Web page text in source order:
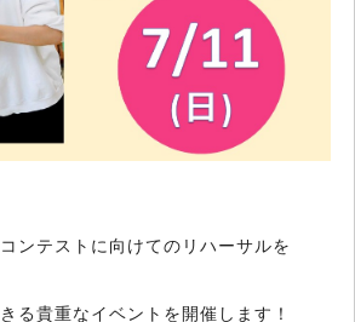
ンテストに向けてのリハーサルを
る貴重なイベントを開催します！